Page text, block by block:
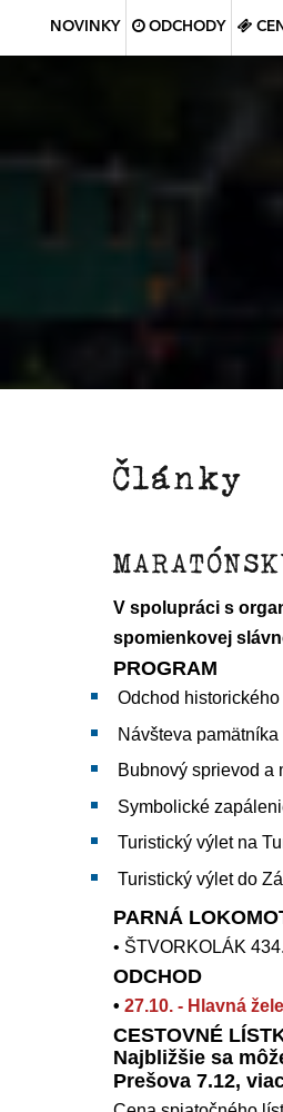
NOVINKY ODCHODY
Články
V spolupráci s
spomienkovej
PROGRAM
Odchod
Návšteva
Bubnový sprievod a
Symbolické
Turistický výlet na
Turistický výlet do
PARNÁ
• ŠTVORKOLÁK
ODCHOD
• 27.10. - Hlavná
CESTOVNÉ
Najbližšie sa
Prešova 7.12,